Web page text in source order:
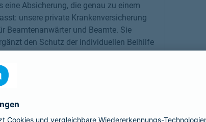
eine Absicherung, die genau zu einem
unsere private Krankenversicherung
Beamtenanwärter und Beamte. Sie
den Schutz der individuellen Beihilfe
an die Bedürfnisse an.
erfahren